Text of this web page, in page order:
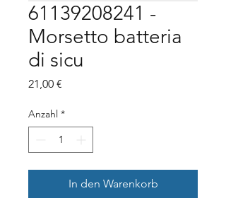
61139208241 -
Morsetto batteria
di sicu
21,00 €
Anzahl *
In den Warenkorb